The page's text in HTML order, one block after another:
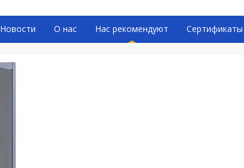
Новости О нас Нас рекомендуют Сертификаты